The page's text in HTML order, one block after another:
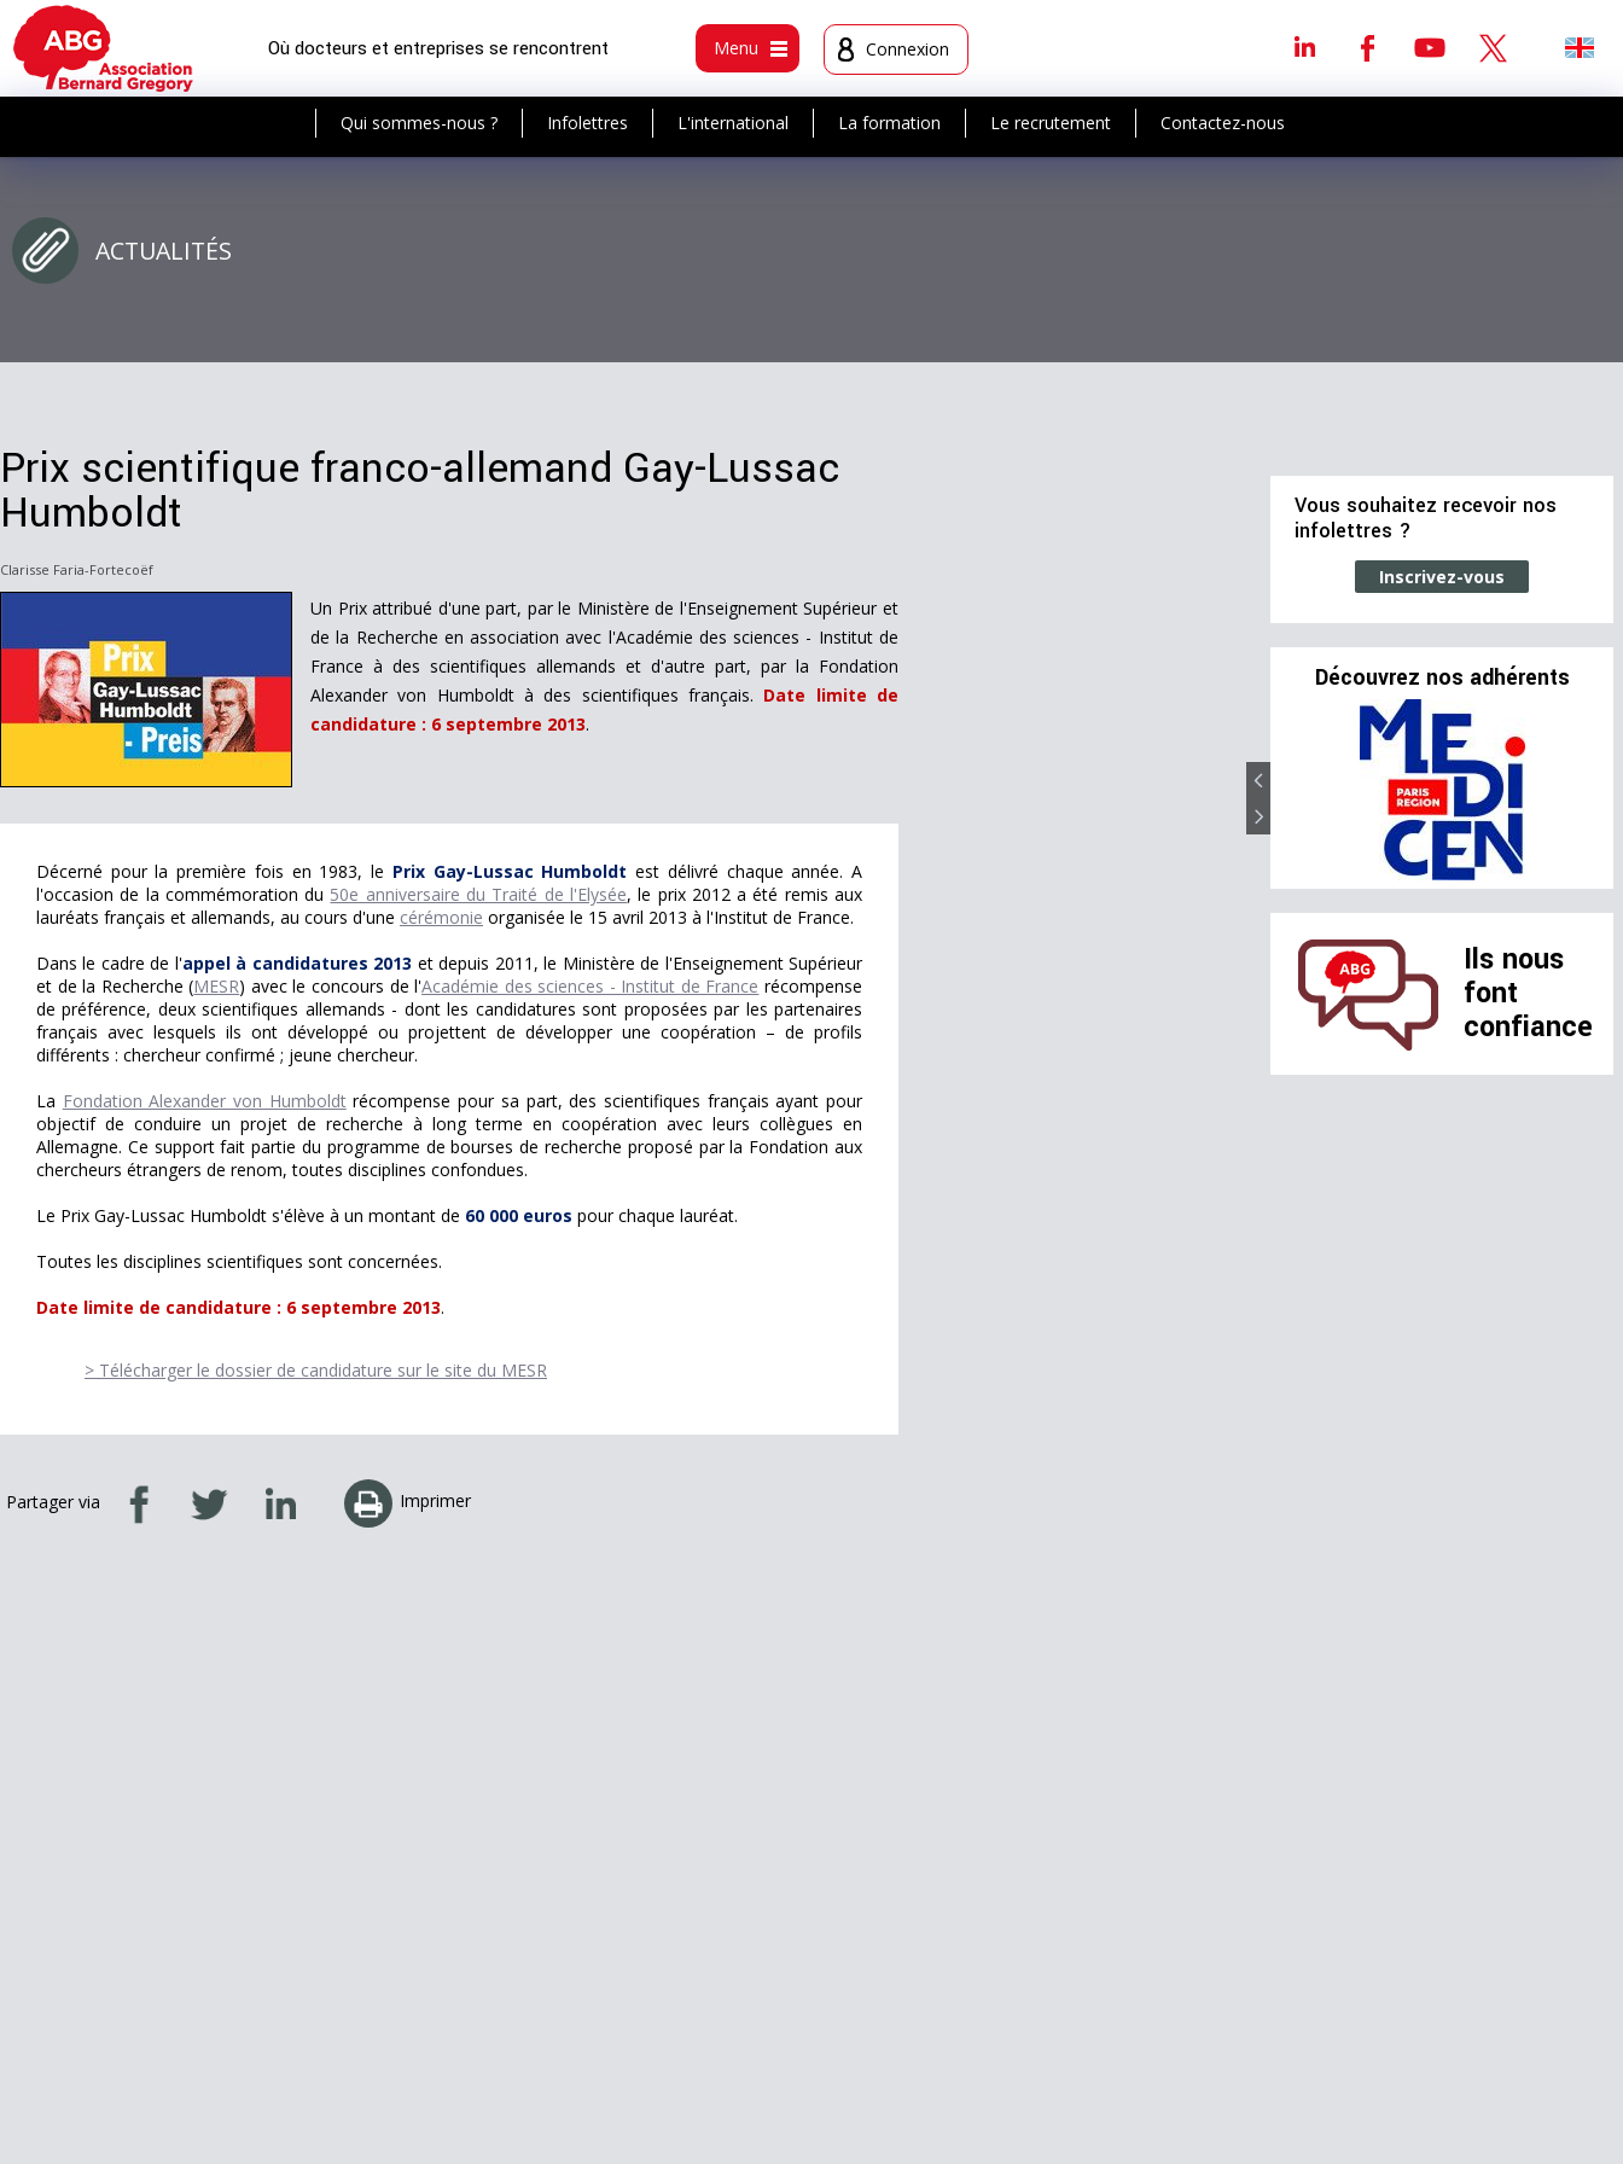
Où docteurs et entreprises se rencontrent Menu Connexion
Qui sommes-nous ? Infolettres L'international La formation Le recrutement Contactez-nous
ACTUALITÉS
Prix scientifique franco-allemand Gay-Lussac
Humboldt
Clarisse Faria-Fortecoëf
Un Prix attribué d'une part, par le Ministère de l'Enseignement Supérieur et
de la Recherche en association avec l'Académie des sciences - Institut de
France à des scientifiques allemands et d'autre part, par la Fondation
Alexander von Humboldt à des scientifiques français. Date limite de
candidature : 6 septembre 2013.
Décerné pour la première fois en 1983, le Prix Gay-Lussac Humboldt est délivré chaque année. A
l'occasion de la commémoration du 50e anniversaire du Traité de l'Elysée, le prix 2012 a été remis aux
lauréats français et allemands, au cours d'une cérémonie organisée le 15 avril 2013 à l'Institut de France.
Dans le cadre de l'appel à candidatures 2013 et depuis 2011, le Ministère de l'Enseignement Supérieur
et de la Recherche (MESR) avec le concours de l'Académie des sciences - Institut de France récompense
de préférence, deux scientifiques allemands - dont les candidatures sont proposées par les partenaires
français avec lesquels ils ont développé ou projettent de développer une coopération – de profils
différents : chercheur confirmé ; jeune chercheur.
La Fondation Alexander von Humboldtrécompense pour sa part, des scientifiques français ayant pour
objectif de conduire un projet de recherche à long terme en coopération avec leurs collègues en
Allemagne. Ce support fait partie du programme de bourses de recherche proposé par la Fondation aux
chercheurs étrangers de renom, toutes disciplines confondues.
Le Prix Gay-Lussac Humboldt s'élève à un montant de 60 000 euros pour chaque lauréat.
Toutes les disciplines scientifiques sont concernées.
Date limite de candidature : 6 septembre 2013.
> Télécharger le dossier de candidature sur le site du MESR
Partager via Imprimer
Vous souhaitez recevoir nos
infolettres ?
Inscrivez-vous
Découvrez nos adhérents
Ils nous
font
confiance